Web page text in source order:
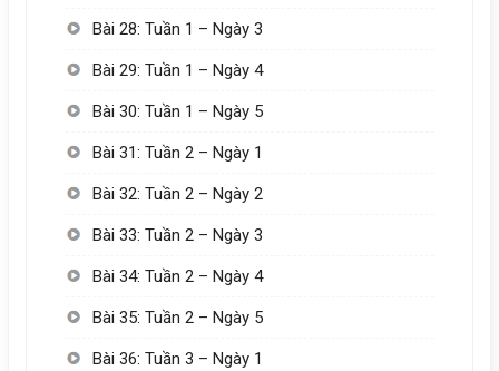
Bài 28: Tuần 1 – Ngày 3
Bài 29: Tuần 1 – Ngày 4
Bài 30: Tuần 1 – Ngày 5
Bài 31: Tuần 2 – Ngày 1
Bài 32: Tuần 2 – Ngày 2
Bài 33: Tuần 2 – Ngày 3
Bài 34: Tuần 2 – Ngày 4
Bài 35: Tuần 2 – Ngày 5
Bài 36: Tuần 3 – Ngày 1